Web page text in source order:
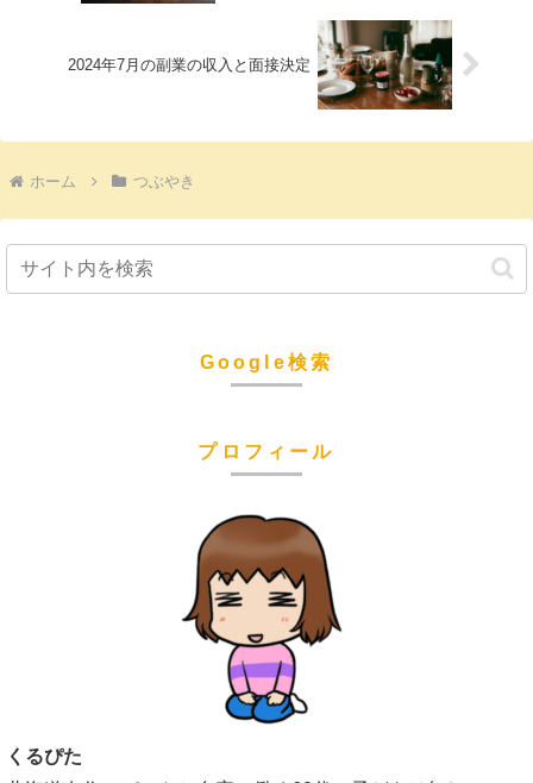
2024年7月の副業の収入と面接決定
ホーム つぶやき
Google検索
プロフィール
くるぴた